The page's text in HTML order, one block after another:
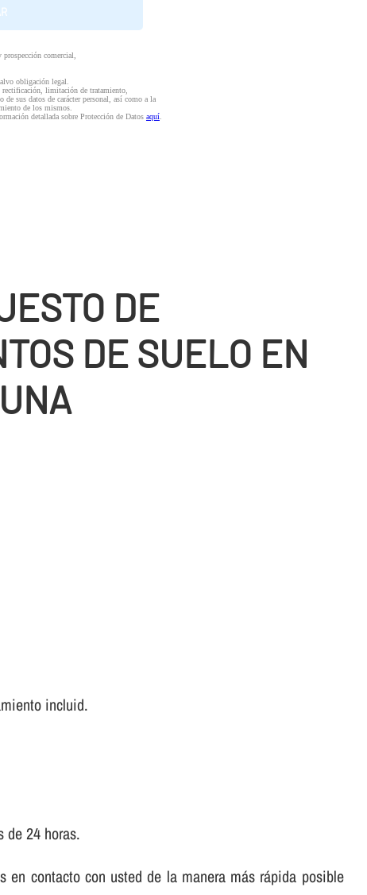
comercial,
obligación legal.
rectificación, limitación de tratamiento,
sus datos de carácter personal, así como a la
de los mismos.
detallada sobre Protección de Datos aquí.
DE
DE SUELO EN
incluid.
de 24 horas.
en contacto con usted de la manera más rápida posible